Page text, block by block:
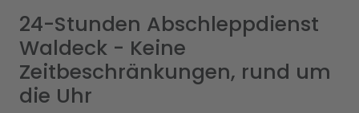
24-Stunden Abschleppdienst
Waldeck - Keine
Zeitbeschränkungen, rund um
die Uhr